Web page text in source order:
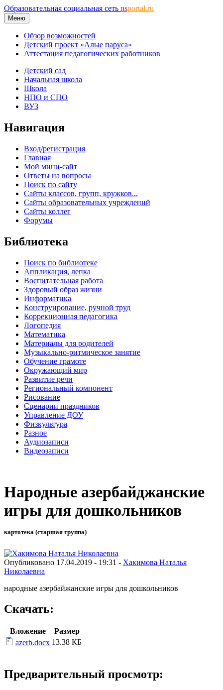
Образовательная социальная сеть nsportal.ru
Меню
Обзор возможностей
Детский проект «Алые паруса»
Аттестация педагогических работников
Детский сад
Начальная школа
Школа
НПО и СПО
ВУЗ
Навигация
Вход/регистрация
Главная
Мой мини-сайт
Ответы на вопросы
Поиск по сайту
Сайты классов, групп, кружков...
Сайты образовательных учреждений
Сайты коллег
Форумы
Библиотека
Поиск по библиотеке
Аппликация, лепка
Воспитательная работа
Здоровый образ жизни
Информатика
Конструирование, ручной труд
Коррекционная педагогика
Логопедия
Математика
Материалы для родителей
Музыкально-ритмическое занятие
Обучение грамоте
Окружающий мир
Развитие речи
Региональный компонент
Рисование
Сценарии праздников
Управление ДОУ
Физкультура
Разное
Аудиозаписи
Видеозаписи
Народные азербайджанские
игры для дошкольников
картотека (старшая группа)
Опубликовано 17.04.2019 - 19:31 - Хакимова Наталья
Николаевна
народные азербайжанские игры для дошкольников
Скачать:
Вложение
Размер
azerb.docx 13.38 КБ
Предварительный просмотр: